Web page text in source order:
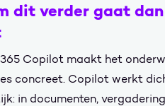
dit verder gaat
Copilot maakt het
concreet. Copilot werkt
in documenten,